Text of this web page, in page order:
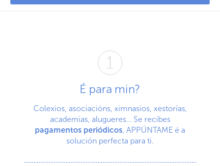
É para min?
Colexios, asociacións, ximnasios, xestorías,
academias, alugueres… Se recibes
pagamentos periódicos, APPÚNTAME é a
solución perfecta para ti.